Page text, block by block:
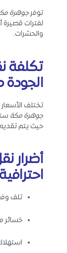
توفرجوهرة
لفترات قصيرة
والحشرات.
تكلفة
الجودة
تختلف
جوهرة مكة
حيث يتم
أضرار
احترافية
تلف
خسائر